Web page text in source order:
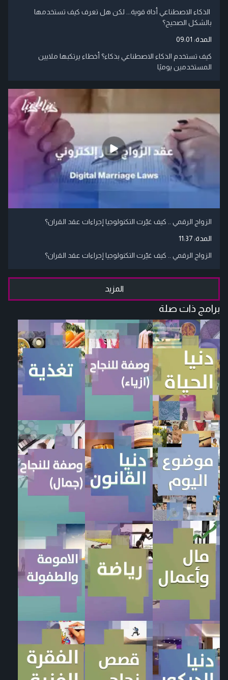
الذكاء الاصطناعي أداة قوية... لكن هل تعرف كيف تستخدمها
بالشكل الصحيح؟
المدة: 09:01
كيف تستخدم الذكاء الاصطناعي بذكاء؟ أخطاء يرتكبها ملايين
المستخدمين يوميًا
الزواج الرقمي .. كيف غيّرت التكنولوجيا إجراءات عقد القران؟
المدة:11:37
الزواج الرقمي .. كيف غيّرت التكنولوجيا إجراءات عقد القران؟
المزيد
برامج ذات صلة